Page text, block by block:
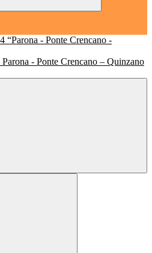
Parona - Ponte Crencano – Quinzano